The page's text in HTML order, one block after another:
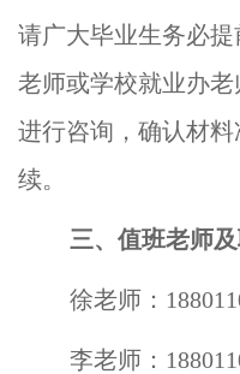
请广大毕业生务必
老师或学校就业办
进行咨询，确认材
续。
三、值班老师
徐老师：
李老师：